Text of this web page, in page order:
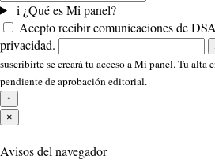
i ¿Qué es Mi panel?
Acepto recibir comunicaciones de
privacidad.
suscribirte se creará tu acceso a Mi panel. Tu alta
pendiente de aprobación editorial.
↑
×
Avisos del navegador